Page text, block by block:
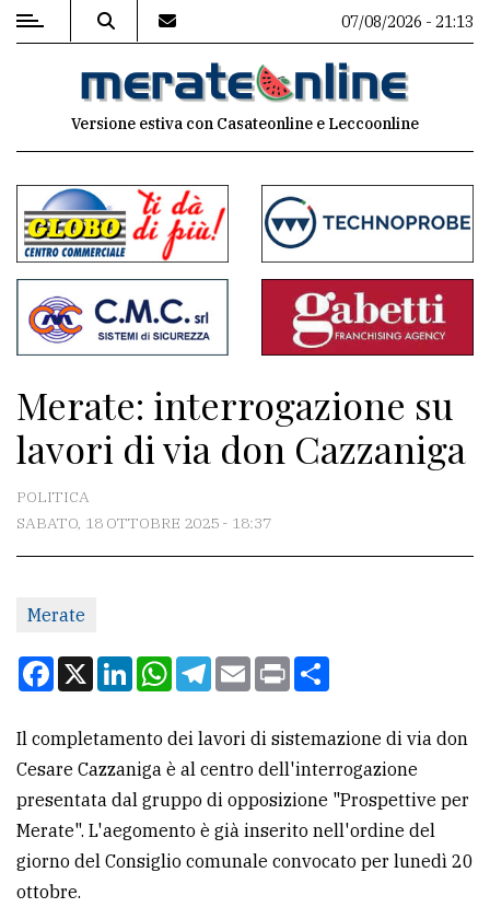
MENU
commenti
Contenuti
del
sito
Associazioni
Meteo
redazione
Scrivici
la
tua
pubblicità
CERCA
07/08/2026 - 21:13
Versione estiva con Casateonline e Leccoonline
Merate: interrogazione su
lavori di via don Cazzaniga
POLITICA
SABATO, 18 OTTOBRE 2025 - 18:37
Merate
Facebook
X LinkedInWhatsApp
Telegram
EmailPrint
Il completamento dei lavori di sistemazione di via don
Cesare Cazzaniga è al centro dell'interrogazione
presentata dal gruppo di opposizione "Prospettive per
Merate". L'aegomento è già inserito nell'ordine del
giorno del Consiglio comunale convocato per lunedì 20
ottobre.